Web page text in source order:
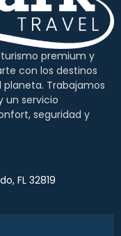
premium y
con los destinos
Trabajamos
un servicio
seguridad y
FL 32819